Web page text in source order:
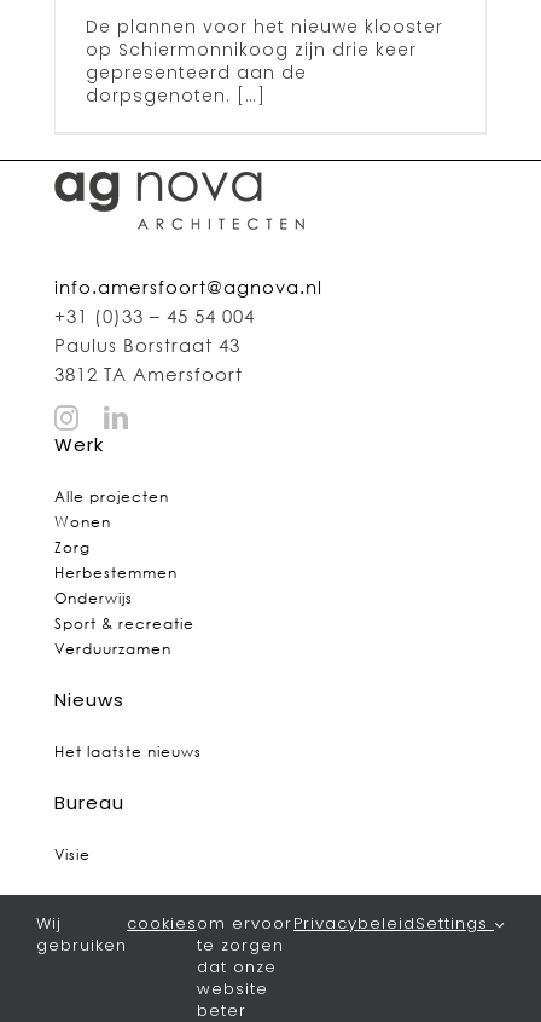
De plannen voor het nieuwe klooster
op Schiermonnikoog zijn drie keer
gepresenteerd aan de
dorpsgenoten. […]
info.amersfoort@agnova.nl
+31 (0)33 – 45 54 004
Paulus Borstraat 43
3812 TA Amersfoort
Werk
Alle projecten
Wonen
Zorg
Herbestemmen
Onderwijs
Sport & recreatie
Verduurzamen
Nieuws
Het laatste nieuws
Bureau
Visie
Vacatures
Wij
gebruiken
cookiesom ervoor
te zorgen
dat onze
website
beter
PrivacybeleidSettings